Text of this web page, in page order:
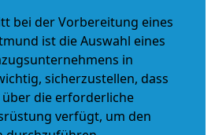
bei der Vorbereitung eines
ist die Auswahl eines
in
sicherzustellen, dass
die erforderliche
verfügt, um den